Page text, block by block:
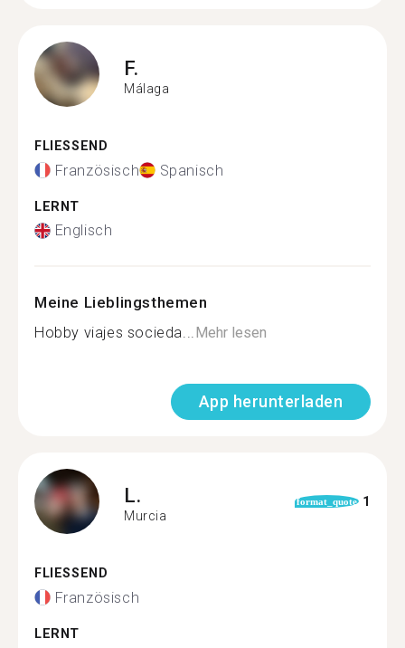
F.
Málaga
FLIESSEND
Französisch Spanisch
LERNT
Englisch
Meine Lieblingsthemen
Hobby viajes socieda...Mehr lesen
App herunterladen
L.
Murcia
format_quote 1
FLIESSEND
Französisch
LERNT